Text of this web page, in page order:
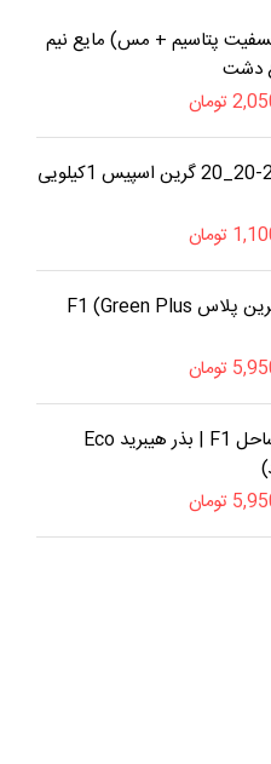
پتاسیم + مس) مایع نیم
دشت
تومان
ان پی کا(NPK) 20_20-20 گرین اسپیس 1کیلویی
تومان
بذر کدو اسکواش گرین پلاس F1 (Green Plus
تومان
بذر کدو اسکواش ساحل F1 | بذر هیبرید Eco
تومان